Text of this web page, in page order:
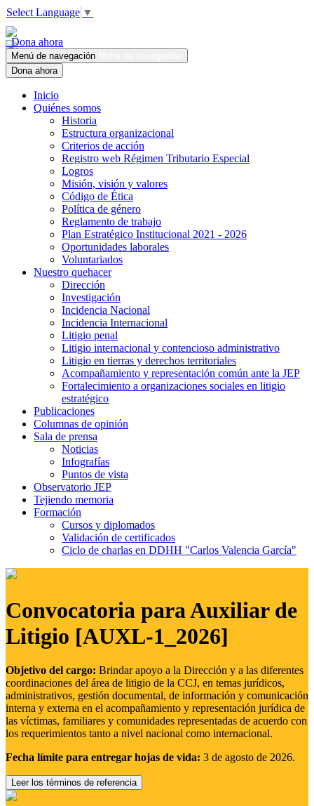
Select Language ▼
Dona ahora
Menú de navegación
Dona ahora
Inicio
Quiénes somos
Historia
Estructura organizacional
Criterios de acción
Registro web Régimen Tributario Especial
Logros
Misión, visión y valores
Código de Ética
Política de género
Reglamento de trabajo
Plan Estratégico Institucional 2021 - 2026
Oportunidades laborales
Voluntariados
Nuestro quehacer
Dirección
Investigación
Incidencia Nacional
Incidencia Internacional
Litigio penal
Litigio internacional y contencioso administrativo
Litigio en tierras y derechos territoriales
Acompañamiento y representación común ante la JEP
Fortalecimiento a organizaciones sociales en litigio
estratégico
Publicaciones
Columnas de opinión
Sala de prensa
Noticias
Infografías
Puntos de vista
Observatorio JEP
Tejiendo memoria
Formación
Cursos y diplomados
Validación de certificados
Ciclo de charlas en DDHH "Carlos Valencia García"
Convocatoria para Auxiliar de
Litigio [AUXL-1_2026]
Objetivo del cargo: Brindar apoyo a la Dirección y a las diferentes
coordinaciones del área de litigio de la CCJ, en temas jurídicos,
administrativos, gestión documental, de información y comunicación
interna y externa en el acompañamiento y representación jurídica de
las víctimas, familiares y comunidades representadas de acuerdo con
los requerimientos tanto a nivel nacional como internacional.
Fecha límite para entregar hojas de vida: 3 de agosto de 2026.
Leer los términos de referencia